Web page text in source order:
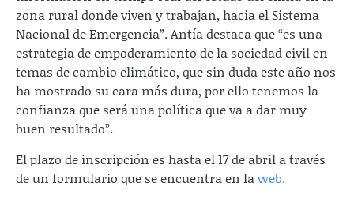
zona rural donde viven y trabajan, hacia el Sistema
Nacional de Emergencia”. Antía destaca que “es una
estrategia de empoderamiento de la sociedad civil en
temas de cambio climático, que sin duda este año nos
ha mostrado su cara más dura, por ello tenemos la
confianza que será una política que va a dar muy
buen resultado”.
El plazo de inscripción es hasta el 17 de abril a través
de un formulario que se encuentra en laweb.